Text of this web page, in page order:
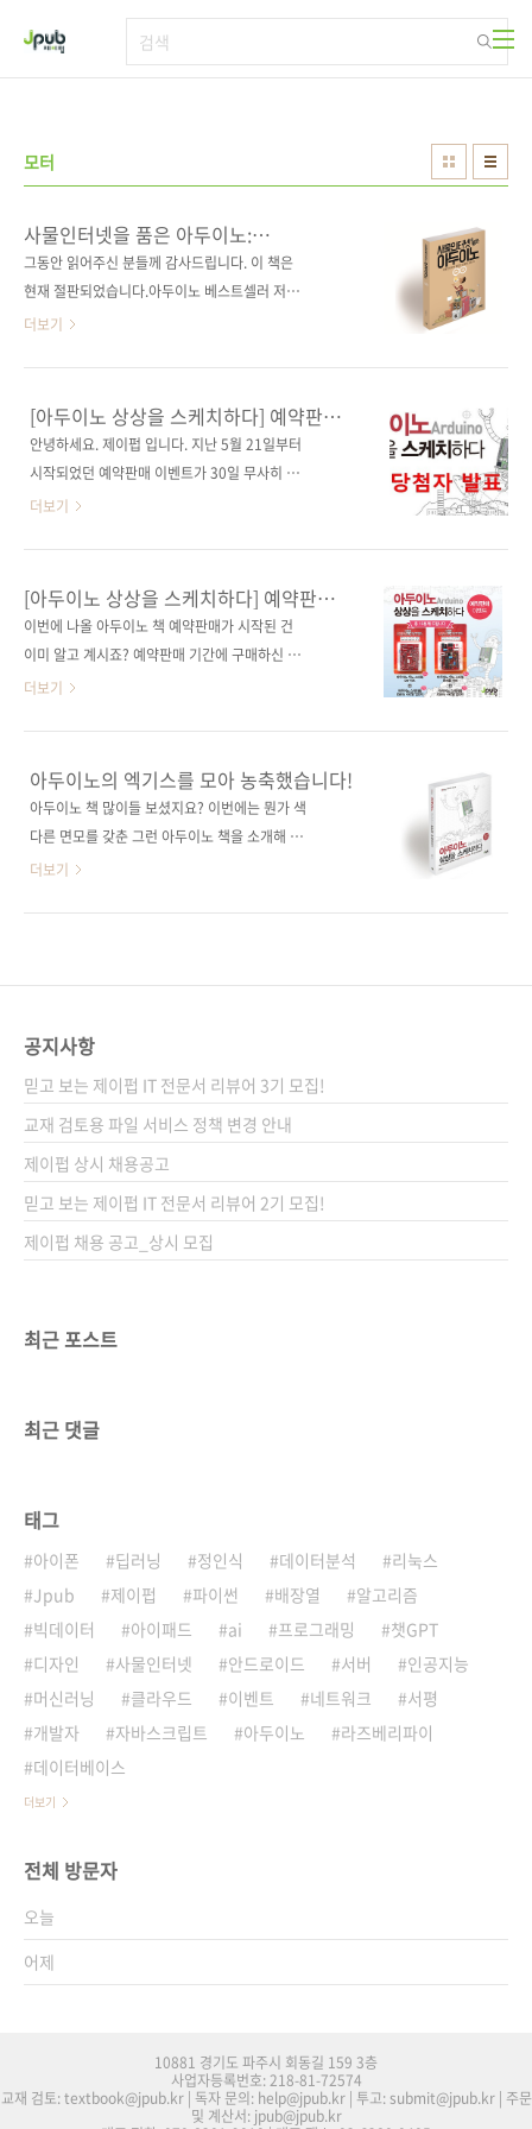
모터
사물인터넷을 품은 아두이노:
사물인터넷에 필요한 연결의 모든 것
그동안 읽어주신 분들께 감사드립니다. 이 책은
현재 절판되었습니다.아두이노 베스트셀러 저자
가 공개하는 사물인터넷을 위한 아두이노! 출판
(188*245*26)제 본 무선(soft cover)정 가
30,000원ISBN 979-11-85890-40-1 (93000)
키워드 사물인터넷 / IoT / 아두이노 / 마이크로
러 / 아두이노 관련 사이트■ 저자 운영 카페(독
자 Q&A 제공) 관련 포스트■ 2016/01/13 - [출
라즈베리 파이 관련 시리즈■ (없음) 관련 도서
■ 사물인터넷을 품은 라즈베리 파이■ 아트멜
스튜디오와 아두이노로..
더보기
[아두이노 상상을 스케치하다] 예약판매
이벤트 당첨자 발표
안녕하세요. 제이펍 입니다. 지난 5월 21일부터
시작되었던 예약판매 이벤트가 30일 무사히 마
감되었습니다. 많이 성원해 주셨음에도 불구하
분들이 그렇게 많지 않았습니다. 다음에는 좀 더
쉽고 재밌는 이벤트를 할 수 있도록 준비해 보겠
습니다! 이제부터 당첨자를 발표하고자 합니다.
고자 공정하게 사다리 타기를 했습니다! 포털사
이트 다음에서 사다리게임으로 검색하면 나오는
순서대로, 결과는 완제품-DIY의 순서로 나열하
여 진행하였습니다. 그 결과... 두구두구두구! 당
첨되신 분들 축하합니다! 배송을 위해서 정보를
아래 공간에 입력을 ..
더보기
[아두이노 상상을 스케치하다] 예약판매
이벤트
이번에 나올 아두이노 책 예약판매가 시작된 건
이미 알고 계시죠? 예약판매 기간에 구매하신 분
중 10분께 아두이노 호환 보드를 드리는 이벤트
제공해 주신 아두이노 호환 보드 키트를 추첨하
여 드릴 예정이니 많은 응모를 부탁합니다. # 응
모 기간 : 2014-05-21 ~ 2014-05-30 # 당첨
얼 업로더 (5명) DIY 조립용 호환 보드 + USB
to 시리얼 업로더 (5명)) # 당첨자 발표 : 6월 첫
더보기
아두이노의 엑기스를 모아 농축했습니다!
아두이노 책 많이들 보셨지요? 이번에는 뭔가 색
다른 면모를 갖춘 그런 아두이노 책을 소개해 드
리고자 합니다. 아두이노로 할 수 있는 거의 모든
니다. 아두이노로 할 수 있는 것이 무엇이 있을까
각보다 많은 기능을 담을 수 있고 그 기능을 응용
하여 생활에 필요한 무엇부터 상상치 못했던 것
들까지 만들 수 있는 시대가 도래했습니다. 그 중
심에는 아두이노와 같은 오픈 소스 하드웨어가
있습니다. 무엇을 만들까에 대한 상상이 곁들여
지면 이제 생각..
더보기
공지사항
믿고 보는 제이펍 IT 전문서 리뷰어 3기 모집!
교재 검토용 파일 서비스 정책 변경 안내
제이펍 상시 채용공고
믿고 보는 제이펍 IT 전문서 리뷰어 2기 모집!
제이펍 채용 공고_상시 모집
최근 포스트
최근 댓글
태그
아이폰 딥러닝 정인식 데이터분석
리눅스
Jpub
제이펍 파이썬 배장열
알고리즘
빅데이터
아이패드 ai 프로그래밍
챗GPT
디자인
사물인터넷 안드로이드 서버
인공지능
머신러닝
클라우드 이벤트 네트워크
서평
개발자
자바스크립트 아두이노
라즈베리파이
데이터베이스
더보기
전체 방문자
오늘
어제
10881 경기도 파주시 회동길 159 3층
사업자등록번호: 218-81-72574
교재 검토: textbook@jpub.kr | 독자 문의: help@jpub.kr | 투고: submit@jpub.kr | 주문
및 계산서: jpub@jpub.kr